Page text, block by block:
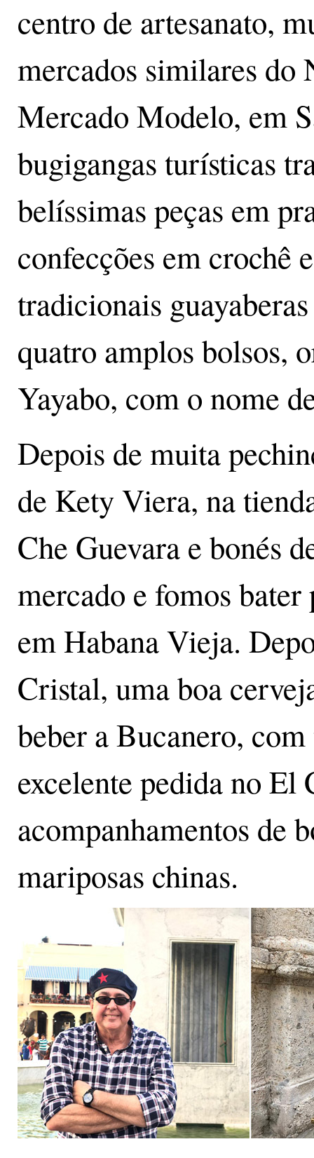
centro de artesanato,
mercados similares do
Mercado Modelo, em
bugigangas turísticas
belíssimas peças em
confecções em crochê
tradicionais
quatro amplos bolsos,
Yayabo, com o nome
Depois de muita
de Kety Viera, na
Che Guevara e bonés
mercado e fomos
em Habana Vieja.
Cristal, uma boa
beber a Bucanero,
excelente pedida no El
acompanhamentos de
mariposas chinas.